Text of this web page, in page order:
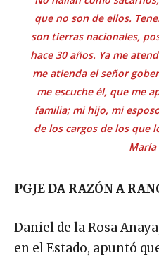
que no son de ellos.
son tierras nacionales,
hace 30 años. Ya me
me atienda el señor
me escuche él, que me
familia; mi hijo, mi
de los cargos de los que
María
PGJE DA RAZÓN A
Daniel de la Rosa
en el Estado, apuntó